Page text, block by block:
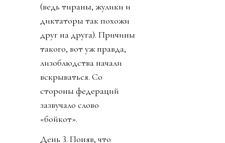
(ведь тираны, жулики и
диктаторы так похожи
друг на друга). Причины
такого, вот уж правда,
лизоблюдства начали
вскрываться. Со
стороны федераций
зазвучало слово
«бойкот».
День 3. Поняв, что